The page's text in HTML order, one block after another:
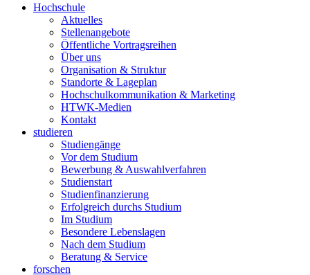
Hochschule
Aktuelles
Stellenangebote
Öffentliche Vortragsreihen
Über uns
Organisation & Struktur
Standorte & Lageplan
Hochschulkommunikation & Marketing
HTWK-Medien
Kontakt
studieren
Studiengänge
Vor dem Studium
Bewerbung & Auswahlverfahren
Studienstart
Studienfinanzierung
Erfolgreich durchs Studium
Im Studium
Besondere Lebenslagen
Nach dem Studium
Beratung & Service
forschen